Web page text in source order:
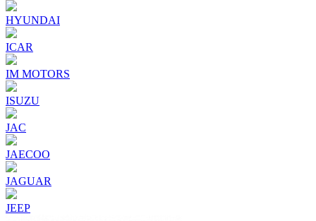
HYUNDAI
ICAR
IM MOTORS
ISUZU
JAC
JAECOO
JAGUAR
JEEP